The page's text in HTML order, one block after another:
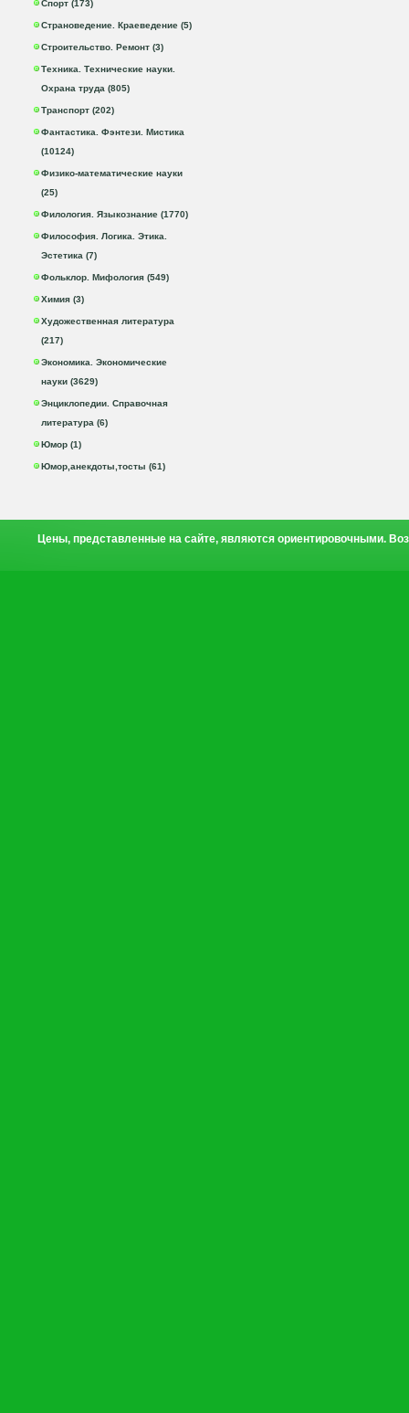
Спорт (173)
Страноведение. Краеведение (5)
Строительство. Ремонт (3)
Техника. Технические науки.
Охрана труда (805)
Транспорт (202)
Фантастика. Фэнтези. Мистика
(10124)
Физико-математические науки
(25)
Филология. Языкознание (1770)
Философия. Логика. Этика.
Эстетика (7)
Фольклор. Мифология (549)
Химия (3)
Художественная литература
(217)
Экономика. Экономические
науки (3629)
Энциклопедии. Справочная
литература (6)
Юмор (1)
Юмор,анекдоты,тосты (61)
Цены, представленные на сайте, являются ориентировочными.